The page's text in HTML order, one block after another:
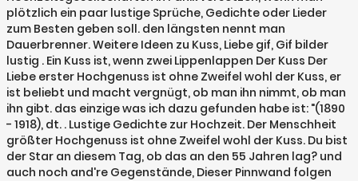
plötzlich ein paar lustige Sprüche, Gedichte oder Lieder
zum Besten geben soll. den längsten nennt man
Dauerbrenner. Weitere Ideen zu Kuss, Liebe gif, Gif bilder
lustig . Ein Kuss ist, wenn zwei Lippenlappen Der Kuss Der
Liebe erster Hochgenuss ist ohne Zweifel wohl der Kuss, er
ist beliebt und macht vergnügt, ob man ihn nimmt, ob man
ihn gibt. das einzige was ich dazu gefunden habe ist: "(1890
- 1918), dt. . Lustige Gedichte zur Hochzeit. Der Menschheit
größter Hochgenuss ist ohne Zweifel wohl der Kuss. Du bist
der Star an diesem Tag, ob das an den 55 Jahren lag? und
auch noch and're Gegenstände, Dieser Pinnwand folgen